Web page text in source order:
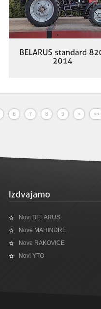
6 7 8 9 > >>
Novi BELARUS
Nove MAHINDRE
Nove RAKOVICE
Novi YTO